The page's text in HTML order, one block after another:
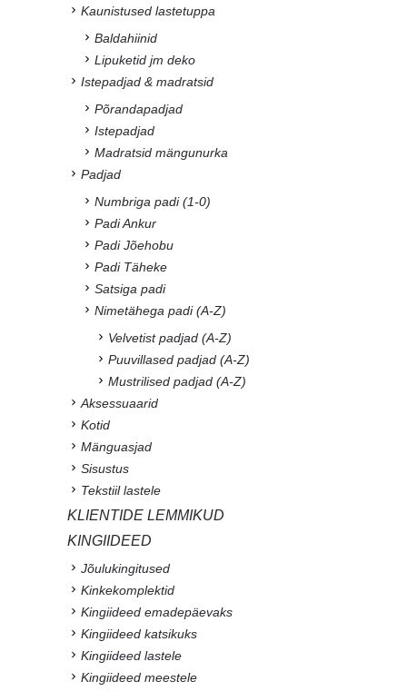
Kaunistused lastetuppa
Baldahiinid
Lipuketid jm deko
Istepadjad & madratsid
Põrandapadjad
Istepadjad
Madratsid mängunurka
Padjad
Numbriga padi (1-0)
Padi Ankur
Padi Jõehobu
Padi Täheke
Satsiga padi
Nimetähega padi (A-Z)
Velvetist padjad (A-Z)
Puuvillased padjad (A-Z)
Mustrilised padjad (A-Z)
Aksessuaarid
Kotid
Mänguasjad
Sisustus
Tekstiil lastele
KLIENTIDE LEMMIKUD
KINGIIDEED
Jõulukingitused
Kinkekomplektid
Kingiideed emadepäevaks
Kingiideed katsikuks
Kingiideed lastele
Kingiideed meestele